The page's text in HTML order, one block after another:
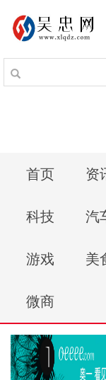
首页 资
科技 汽
游戏 美
微商